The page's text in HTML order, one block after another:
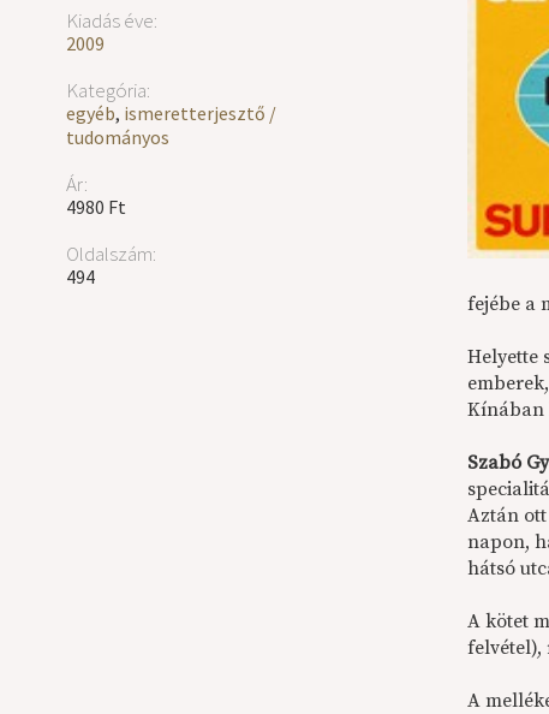
Kiadás éve:
2009
Kategória:
egyéb, ismeretterjesztő /
tudományos
Ár:
4980 Ft
Oldalszám:
494
fejébe a
Helyette
Kínában
Szabó
Aztán
napon,
hátsó
A kötet
felvétel),
A